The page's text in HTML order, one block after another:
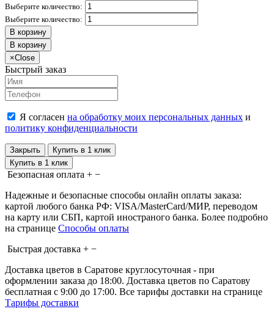
Выберите количество:
Выберите количество:
В корзину
В корзину
×Close
Быстрый заказ
Я согласен на обработку моих персональных данных и
политику конфиденциальности
Закрыть
Купить в 1 клик
Купить в 1 клик
Безопасная оплата + −
Надежные и безопасные способы онлайн оплаты заказа:
картой любого банка РФ: VISA/MasterCard/МИР, переводом
на карту или СБП, картой иностраного банка. Более подробно
на странице Способы оплаты
Быстрая доставка + −
Доставка цветов в Саратове круглосуточная - при
оформлении заказа до 18:00. Доставка цветов по Саратову
бесплатная с 9:00 до 17:00. Все тарифы доставки на странице
Тарифы доставки